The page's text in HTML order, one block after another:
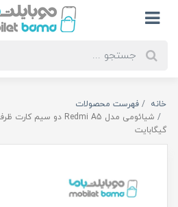
خانه
فهرست محصولات
گیگابایت